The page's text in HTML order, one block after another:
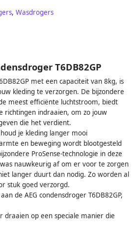
, Wasdrogers
T6DB82GP
met een capaciteit van 8kg, is
kleding te verzorgen. De bijzondere
meest efficiënte luchtstroom, biedt
richtingen indraaien, om zo jouw
die het verdient.
je kleding langer mooi
en beweging wordt blootgesteld
ProSense-technologie in deze
nauwkeurig af om er voor te zorgen
langer duurt dan nodig. Zo worden al
stuk goed verzorgd.
de AEG condensdroger T6DB82GP,
draaien op een speciale manier die